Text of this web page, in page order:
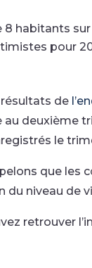
8 habitants
pour
résultats de
au deuxième
le
que les
du niveau de
retrouver